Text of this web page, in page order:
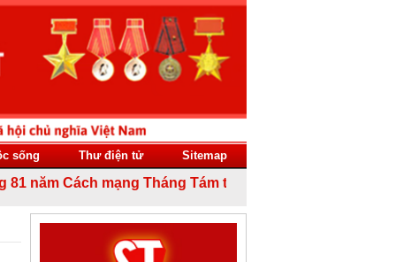
sống Thư điện tử Sitemap
Cách mạng Tháng Tám thành công (19/8/1945 - 19/